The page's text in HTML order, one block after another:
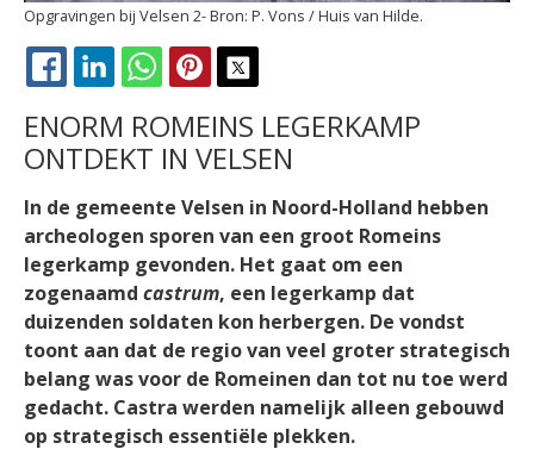
Opgravingen bij Velsen 2 P. Vons / Huis van Hilde.
FACEBOOK
LINKEDINWHATSAPPPINTEREST
ENORM ROMEINS LEGERKAMP
ONTDEKT IN VELSEN
In de gemeente Velsen in Noord-Holland hebben
archeologen sporen van een groot Romeins
legerkamp gevonden. Het gaat om een
zogenaamd castrum, een legerkamp dat
duizenden soldaten kon herbergen. De vondst
toont aan dat de regio van veel groter strategisch
belang was voor de Romeinen dan tot nu toe werd
gedacht. Castra werden namelijk alleen gebouwd
op strategisch essentiële plekken.